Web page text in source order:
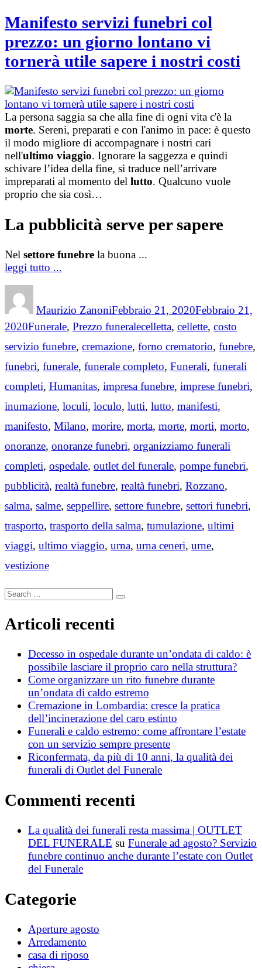
Manifesto servizi funebri col
prezzo: un giorno lontano vi
tornerà utile sapere i nostri costi
La persona saggia sa che alla fine di ogni vita c'è la
morte. Sereni, preparati e con l'animo in pace: è questo
il modo migliore di accompagnare i nostri cari
nell'ultimo viaggio. Ignorare la saggezza e quindi
schivare l’idea della fine, si traduce nell’arrivare
impreparati al momento del lutto. Qualcuno vuole
proprio che sia così…
La pubblicità serve per sapere
Nel settore funebre la buona ...
leggi tutto ...
Maurizio Zanoni
on
Febbraio 21, 2020Febbraio 21,
2020Categories
Funerale, Prezzo funeraleTags
celletta, cellette, costo
servizio funebre, cremazione, forno crematorio, funebre,
funebri, funerale, funerale completo, Funerali, funerali
completi, Humanitas, impresa funebre, imprese funebri,
inumazione, loculi, loculo, lutti, lutto, manifesti,
manifesto, Milano, morire, morta, morte, morti, morto,
onoranze, onoranze funebri, organizziamo funerali
completi, ospedale, outlet del funerale, pompe funebri,
pubblicità, realtà funebre, realtà funebri, Rozzano,
salma, salme, seppellire, settore funebre, settori funebri,
trasporto, trasporto della salma, tumulazione, ultimi
viaggi, ultimo viaggio, urna, urna ceneri, urne,
vestizione
Search
Search
Articoli recenti
Decesso in ospedale durante un’ondata di caldo: è
possibile lasciare il proprio caro nella struttura?
Come organizzare un rito funebre durante
un’ondata di caldo estremo
Cremazione in Lombardia: cresce la pratica
dell’incinerazione del caro estinto
Funerali e caldo estremo: come affrontare l’estate
con un servizio sempre presente
Riconfermata, da più di 10 anni, la qualità dei
funerali di Outlet del Funerale
Commenti recenti
La qualità dei funerali resta massima | OUTLET
DEL FUNERALE su Funerale ad agosto? Servizio
funebre continuo anche durante l’estate con Outlet
del Funerale
Categorie
Aperture agosto
Arredamento
casa di riposo